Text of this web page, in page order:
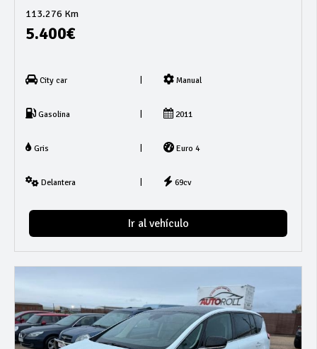
113.276 Km
5.400€
City car Manual
Gasolina 2011
Gris Euro 4
Delantera 69cv
Ir al vehículo